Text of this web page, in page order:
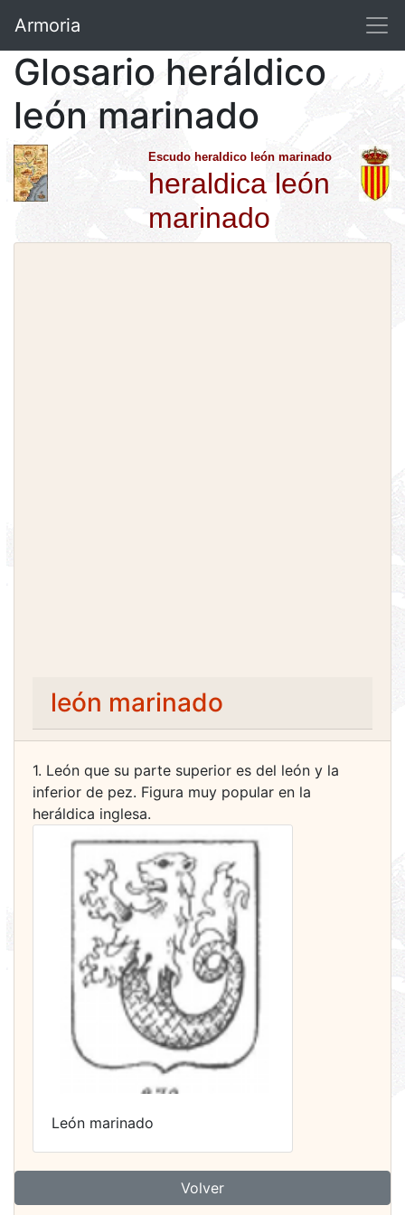
Armoria
Glosario heráldico
león marinado
Escudo heraldico león marinado
heraldica león
marinado
león marinado
1. León que su parte superior es del león y la
inferior de pez. Figura muy popular en la
heráldica inglesa.
León marinado
Volver